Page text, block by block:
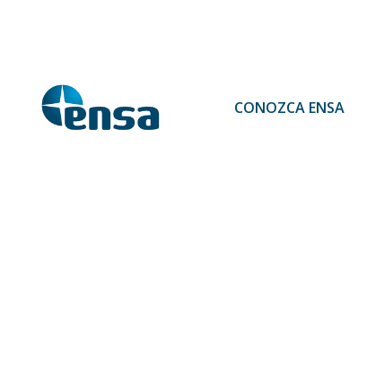
CONOZCA ENSA